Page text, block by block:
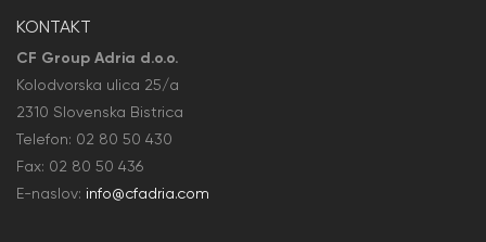
KONTAKT
CF Group Adria d.o.o.
Kolodvorska ulica 25/a
2310 Slovenska Bistrica
Telefon: 02 80 50 430
Fax: 02 80 50 436
E-naslov: info@cfadria.com